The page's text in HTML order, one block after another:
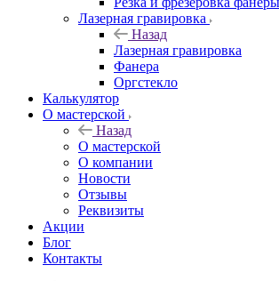
Лазерная гравировка
Назад
Лазерная гравировка
Фанера
Орг­стек­ло
Калькулятор
О мастерской
Назад
О мастерской
О компании
Новости
Отзывы
Реквизиты
Акции
Блог
Контакты